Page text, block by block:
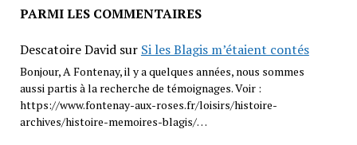
PARMI LES COMMENTAIRES
Descatoire Davidsur Si les Blagis m’étaient contés
Bonjour, A Fontenay, il y a quelques années, nous sommes
aussi partis à la recherche de témoignages. Voir :
https://www.fontenay-aux-roses.fr/loisirs/histoire-
archives/histoire-memoires-blagis/…